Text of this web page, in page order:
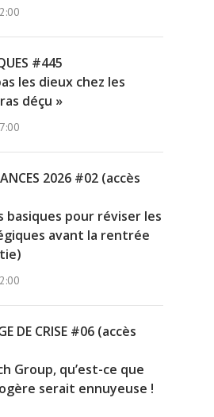
#445
les dieux chez les
déçu »
2026 #02 (accès
basiques pour réviser les
avant la rentrée
DE CRISE #06 (accès
Group, qu’est-ce que
serait ennuyeuse !